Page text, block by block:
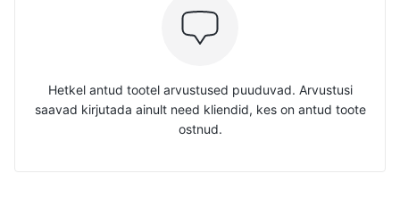
Hetkel antud tootel arvustused puuduvad. Arvustusi
saavad kirjutada ainult need kliendid, kes on antud toote
ostnud.